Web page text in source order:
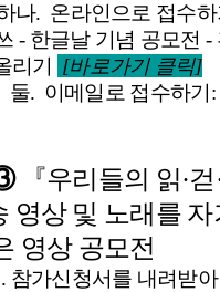
나. 온라인으로 접수하
- 한글날 기념 공모전
리기
[바로가기 클릭]
이메일로 접수하기:
『우리들의 읽·
영상 및 노래를
영상 공모전
가신청서를 내려받아